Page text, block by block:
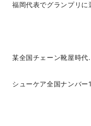
福岡代表でグランプリに
某全国チェーン靴屋時代
シューケア全国ナンバー